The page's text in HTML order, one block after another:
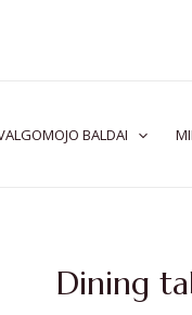
BALDAI
Dining